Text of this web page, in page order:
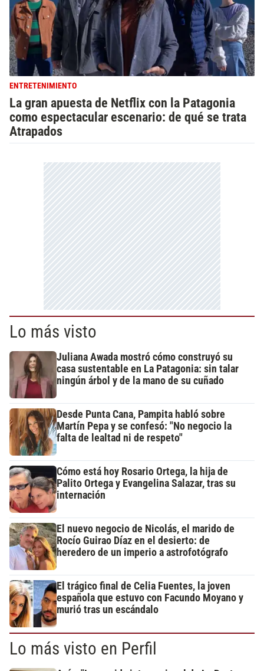
ENTRETENIMIENTO
La gran apuesta de Netflix con la Patagonia
como espectacular escenario: de qué se trata
Atrapados
Lo más visto
Juliana Awada mostró cómo construyó su
casa sustentable en La Patagonia: sin talar
ningún árbol y de la mano de su cuñado
Desde Punta Cana, Pampita habló sobre
Martín Pepa y se confesó: "No negocio la
falta de lealtad ni de respeto"
Cómo está hoy Rosario Ortega, la hija de
Palito Ortega y Evangelina Salazar, tras su
internación
El nuevo negocio de Nicolás, el marido de
Rocío Guirao Díaz en el desierto: de
heredero de un imperio a astrofotógrafo
El trágico final de Celia Fuentes, la joven
española que estuvo con Facundo Moyano y
murió tras un escándalo
Lo más visto en Perfil